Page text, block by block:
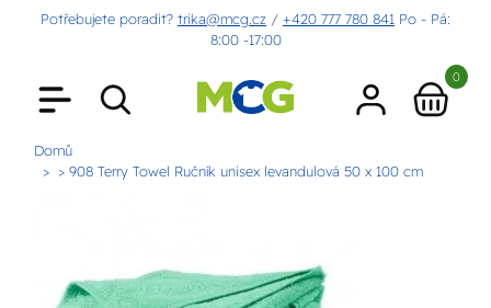
Potřebujete poradit? trika@mcg.cz / +420 777 780 841 Po - Pá:
8:00 -17:00
0
Domů
> 908 Terry Towel Ručník unisex levandulová 50 x 100 cm